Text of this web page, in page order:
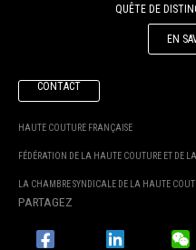
QUÊTE DE
EN
CONTACT
HAUTE COUTURE FRANÇAISE
FÉDÉRATION DE LA HAUTE COUTURE ET DE
LA CHAMBRE SYNDICALE DE LA HAUTE
PARTAGEZ